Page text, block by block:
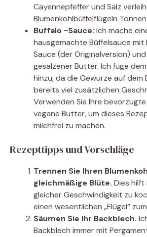
Cayennepfeffer und Salz
Blumenkohlbüffelflügeln
Buffalo -Sauce: Ich mache
hausgemachte Büffelsauce mit
Sauce (der Originalversion)
gesalzener Butter. Ich füge
hinzu, da die Gewürze auf dem
bereits viel zusätzlichen
Verwenden Sie Ihre
vegane Butter, um dieses
milchfrei zu machen.
Rezepttipps und Vorschläge
Trennen Sie Ihren
gleichmäßige Blüte. Dies hilft
gleicher Geschwindigkeit zu
einen wesentlichen „Flügel“
Säumen Sie Ihr Backblech.
Backblech immer mit